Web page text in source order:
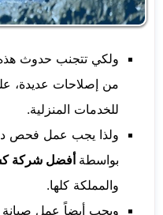
ولكي تتجنب حدوث هذه
من إصلاحات عديدة،
للخدمات المنزلية.
ولذا يجب عمل فحص
بواسطة أفضل شركة
والمملكة كلها.
ويجب أيضاً عمل صيانة